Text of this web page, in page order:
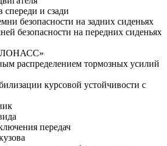
спереди и сзади
безопасности на задних сиденьях
безопасности на передних сиденьях
распределением тормозных усилий
курсовой устойчивости с
передач